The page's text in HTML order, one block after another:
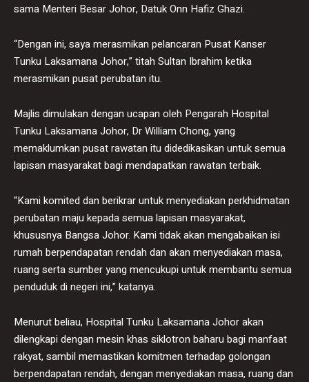
sama Menteri Besar Johor, Datuk Onn Hafiz Ghazi.
“Dengan ini, saya merasmikan pelancaran Pusat Kanser
Tunku Laksamana Johor,” titah Sultan Ibrahim ketika
merasmikan pusat perubatan itu.
Majlis dimulakan dengan ucapan oleh Pengarah Hospital
Tunku Laksamana Johor, Dr William Chong, yang
memaklumkan pusat rawatan itu didedikasikan untuk semua
lapisan masyarakat bagi mendapatkan rawatan terbaik.
“Kami komited dan berikrar untuk menyediakan perkhidmatan
perubatan maju kepada semua lapisan masyarakat,
khususnya Bangsa Johor. Kami tidak akan mengabaikan isi
rumah berpendapatan rendah dan akan menyediakan masa,
ruang serta sumber yang mencukupi untuk membantu semua
penduduk di negeri ini,” katanya.
Menurut beliau, Hospital Tunku Laksamana Johor akan
dilengkapi dengan mesin khas siklotron baharu bagi manfaat
rakyat, sambil memastikan komitmen terhadap golongan
berpendapatan rendah, dengan menyediakan masa, ruang dan